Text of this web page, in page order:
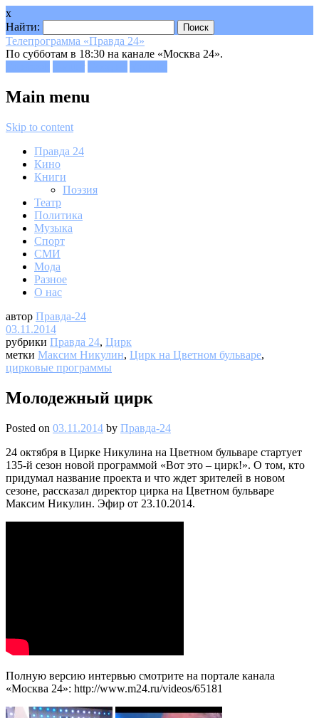
x
Найти:
Телепрограмма «Правда 24»
По субботам в 18:30 на канале «Москва 24».
Main menu
Skip to content
Правда 24
Кино
Книги
Поэзия
Театр
Политика
Музыка
Спорт
СМИ
Мода
Разное
О нас
автор Правда-24
03.11.2014
рубрики Правда 24, Цирк
метки Максим Никулин, Цирк на Цветном бульваре,
цирковые программы
Молодежный цирк
Posted on 03.11.2014 by Правда-24
24 октября в Цирке Никулина на Цветном бульваре стартует
135-й сезон новой программой «Вот это – цирк!». О том, кто
придумал название проекта и что ждет зрителей в новом
сезоне, рассказал директор цирка на Цветном бульваре
Максим Никулин. Эфир от 23.10.2014.
Полную версию интервью смотрите на портале канала
«Москва 24»: http://www.m24.ru/videos/65181